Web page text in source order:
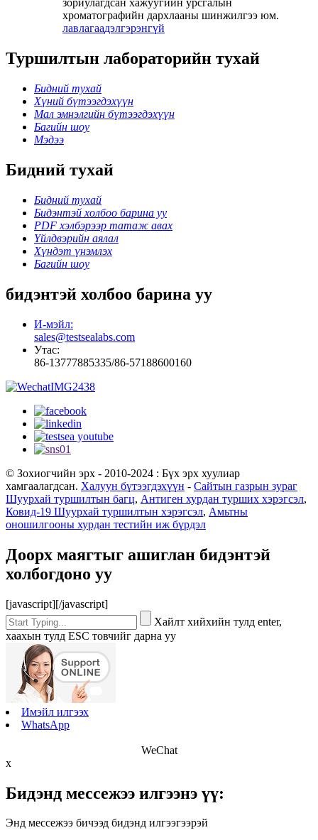
зориулагдсан хажуугийн урсгалын
хроматографийн дархлааны шинжилгээ юм.
лавлагаадэлгэрэнгүй
Туршилтын лабораторийн тухай
Бидний тухай
Хүний бүтээгдэхүүн
Мал эмнэлгийн бүтээгдэхүүн
Багийн шоу
Мэдээ
Бидний тухай
Бидний тухай
Бидэнтэй холбоо барина уу
PDF хэлбэрээр татаж авах
Үйлдвэрийн аялал
Хүндэт үнэмлэх
Багийн шоу
бидэнтэй холбоо барина уу
И-мэйл:
sales@testsealabs.com
Утас:
86-13777885335/86-57188600160
© Зохиогчийн эрх - 2010-2024 : Бүх эрх хуулиар
хамгаалагдсан. Халуун бүтээгдэхүүн - Сайтын газрын зураг
Шуурхай туршилтын багц, Антиген хурдан турших хэрэгсэл,
Ковид-19 Шуурхай туршилтын хэрэгсэл, Амьтны
оношилгооны хурдан тестийн иж бүрдэл
Доорх маягтыг ашиглан бидэнтэй
холбогдоно уу
[javascript][/javascript]
Хайлт хийхийн тулд enter,
хаахын тулд ESC товчийг дарна уу
Имэйл илгээх
WhatsApp
WeChat
x
Бидэнд мессежээ илгээнэ үү:
Энд мессежээ бичээд бидэнд илгээгээрэй